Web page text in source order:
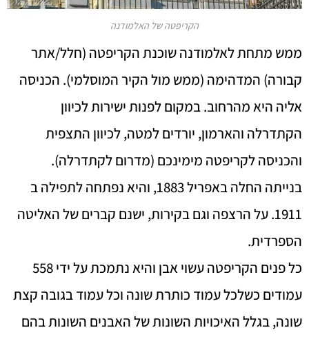
הקריפטה של האלמודנה
ממש מתחת לאלמודנה שוכנת הקריפטה (חלל/אתר
קבורה) המדהימה (ממש מול הקיר המוסלמי). הכניסה
אליה היא מהרחוב. במקום לפנות ישירות לכיוון
הקתדרלה והארמון, יורדים למטה, לכיוון התצפית
והכניסה לקריפטה מימינכם (מדרום לקתדרלה).
בנייתה החלה באפריל 1883, והיא נפתחה לתפילה ב
1911. על הרצפה וגם בקירות, ישנם קברים של האליטה
הספרדית.
כל פנים הקריפטה עשוי אבן והיא נתמכת על ידי 558
עמודים כשלכל עמוד כותרת שונה וכל עמוד בגובה קצת
שונה, בגלל האיכויות השונות של האבנים השונות בהם